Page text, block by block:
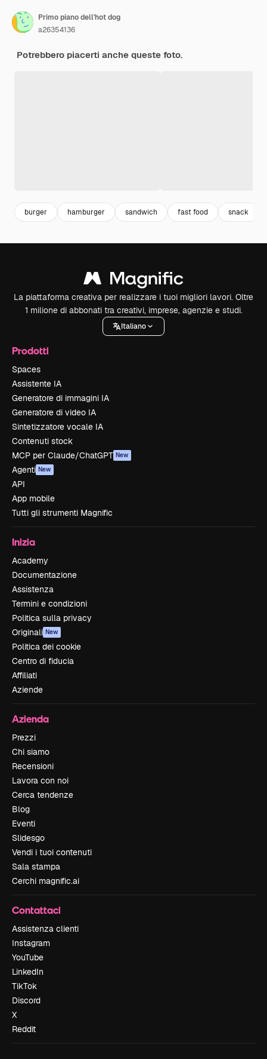
Primo piano dell'hot dog
a26354136
Potrebbero piacerti anche queste foto.
burger hamburger sandwich fast food snack
La piattaforma creativa per realizzare i tuoi migliori lavori. Oltre
1 milione di abbonati tra creativi, imprese, agenzie e studi.
Italiano
Prodotti
Spaces
Assistente IA
Generatore di immagini IA
Generatore di video IA
Sintetizzatore vocale IA
Contenuti stock
MCP per Claude/ChatGPT New
Agenti New
API
App mobile
Tutti gli strumenti Magnific
Inizia
Academy
Documentazione
Assistenza
Termini e condizioni
Politica sulla privacy
Originali New
Politica dei cookie
Centro di fiducia
Affiliati
Aziende
Azienda
Prezzi
Chi siamo
Recensioni
Lavora con noi
Cerca tendenze
Blog
Eventi
Slidesgo
Vendi i tuoi contenuti
Sala stampa
Cerchi magnific.ai
Contattaci
Assistenza clienti
Instagram
YouTube
LinkedIn
TikTok
Discord
X
Reddit